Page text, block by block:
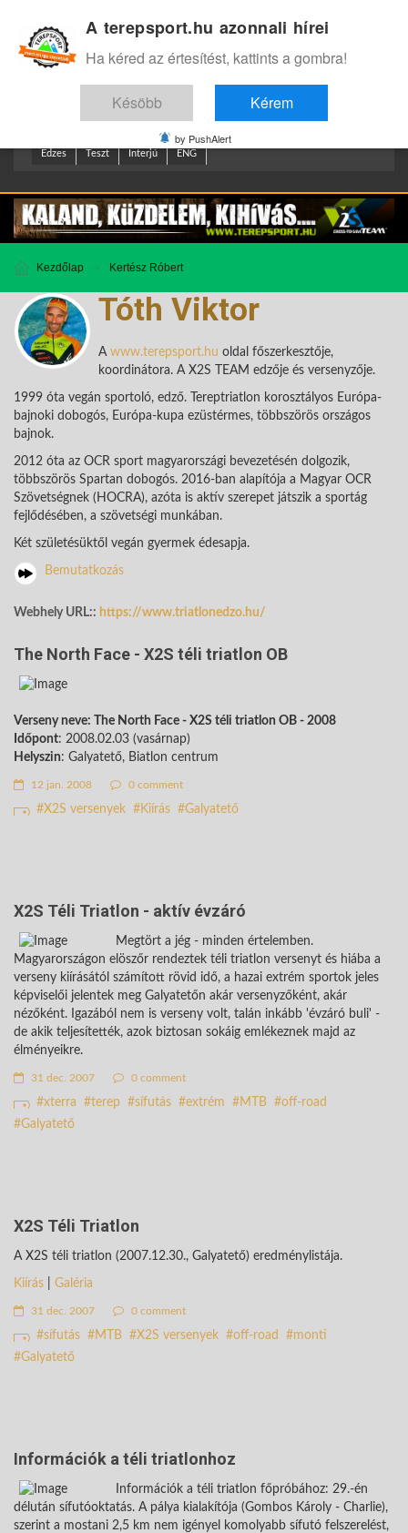
Edzes Teszt Interjú ENG
Kezdőlap Kertész Róbert
Tóth Viktor
A www.terepsport.hu oldal főszerkesztője,
koordinátora. A X2S TEAM edzője és versenyzője.
1999 óta vegán sportoló, edző. Tereptriatlon korosztályos Európa-
bajnoki dobogós, Európa-kupa ezüstérmes, többszörös országos
bajnok.
2012 óta az OCR sport magyarországi bevezetésén dolgozik,
többszörös Spartan dobogós. 2016-ban alapítója a Magyar OCR
Szövetségnek (HOCRA), azóta is aktív szerepet játszik a sportág
fejlődésében, a szövetségi munkában.
Két születésüktől vegán gyermek édesapja.
Bemutatkozás
Webhely URL:: https://www.triatlonedzo.hu/
The North Face - X2S téli triatlon OB
Verseny neve: The North Face - X2S téli triatlon OB - 2008
Időpont: 2008.02.03 (vasárnap)
Helyszin: Galyatető, Biatlon centrum
12 jan. 2008 0 comment
X2S versenyek Kiírás Galyatető
X2S Téli Triatlon - aktív évzáró
Megtört a jég - minden értelemben.
Magyarországon elöszőr rendeztek téli triatlon versenyt és hiába a
verseny kiírásától számított rövid idő, a hazai extrém sportok jeles
képviselői jelentek meg Galyatetőn akár versenyzőként, akár
nézőként. Igazából nem is verseny volt, talán inkább 'évzáró buli' -
de akik teljesítették, azok biztosan sokáig emlékeznek majd az
élményeikre.
31 dec. 2007 0 comment
xterra terep sífutás extrém MTB
off-road
Galyatető
X2S Téli Triatlon
A X2S téli triatlon (2007.12.30., Galyatető) eredménylistája.
Kiírás Galéria
31 dec. 2007 0 comment
sífutás MTB X2S versenyek off-road
monti
Galyatető
Információk a téli triatlonhoz
Információk a téli triatlon főpróbához: 29.-én
délután sífutóoktatás. A pálya kialakítója (Gombos Károly - Charlie),
szerint a mostani 2,5 km nem igényel komolyabb sífutó felszerelést,
A terepsport.hu azonnali hírei
Ha kéred az értesítést, kattints a gombra!
Késöbb Kérem
by PushAlert